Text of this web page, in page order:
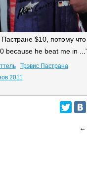
$10, потому
because he beat me in
Трэвис Пастрана
2011